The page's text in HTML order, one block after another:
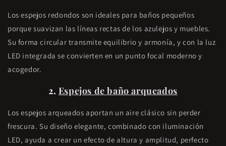
Los espejos redondos son ideales para baños pequeños
porque suavizan las líneas rectas de los azulejos y muebles.
Su forma circular transmite equilibrio y armonía, y con la luz
LED integrada se convierten en un punto focal moderno y
acogedor.
2. Espejos de baño arqueados
Los espejos arqueados aportan un aire clásico sin perder
frescura. Su diseño elegante, combinado con iluminación
LED, ayuda a crear un efecto de altura y amplitud, perfecto